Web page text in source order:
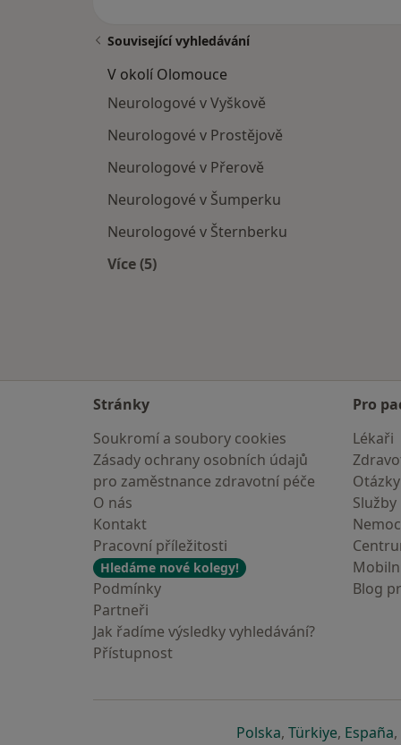
Související vyhledávání
V okolí Olomouce
Neurologové v Vyškově
Neurologové v Prostějově
Neurologové v Přerově
Neurologové v Šumperku
Neurologové v Šternberku
Více (5)
Stránky
Soukromí a soubory cookies
Zásady ochrany osobních údajů
pro zaměstnance zdravotní péče
O nás
Kontakt
Pracovní příležitosti
Hledáme nové kolegy!
Podmínky
Partneři
Jak řadíme výsledky vyhledávání?
Přístupnost
Pro
Lékaři
Služby
Blog
Polskase otevře v nové
, Türkiyese
, España,